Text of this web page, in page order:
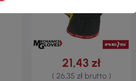
21,43 zł
( 26,35 zł brutto )